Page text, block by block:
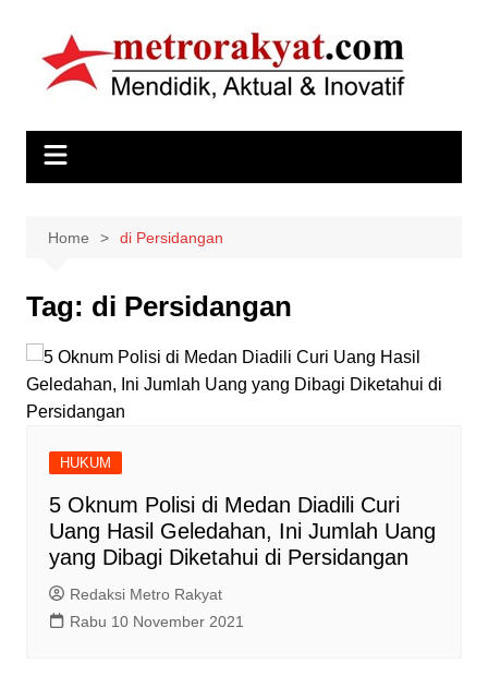
content
Home di Persidangan
Tag: di Persidangan
HUKUM
5 Oknum Polisi di Medan Diadili Curi
Uang Hasil Geledahan, Ini Jumlah Uang
yang Dibagi Diketahui di Persidangan
Redaksi Metro Rakyat
Rabu 10 November 2021